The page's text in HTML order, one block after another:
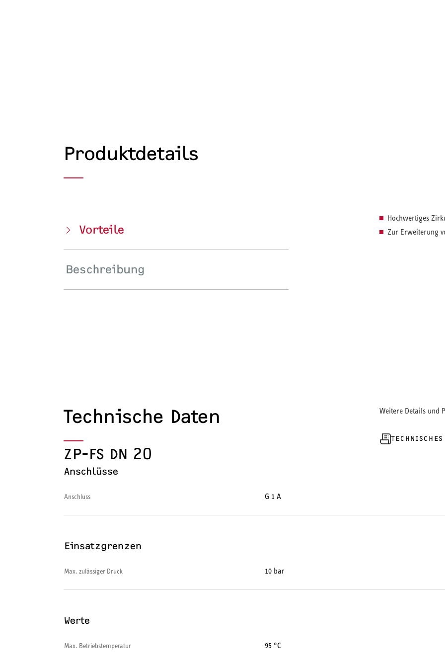
Produktdetails
Vorteile
Beschreibung
Hochwertiges
Zur Erweiterung
Technische Daten Weitere Details und
ZP-FS DN 20
Anschlüsse
Anschluss G 1 A
Einsatzgrenzen
Max. zulässiger Druck 10 bar
Werte
Max. Betriebstemperatur 95 °C